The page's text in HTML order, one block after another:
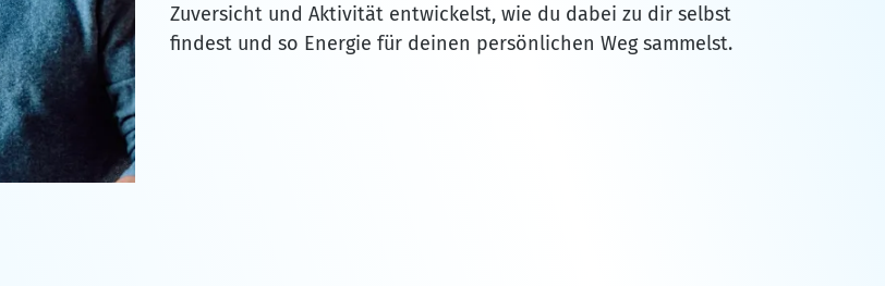
Zuversicht und Aktivität entwickelst, wie du dabei zu dir selbst
findest und so Energie für deinen persönlichen Weg sammelst.